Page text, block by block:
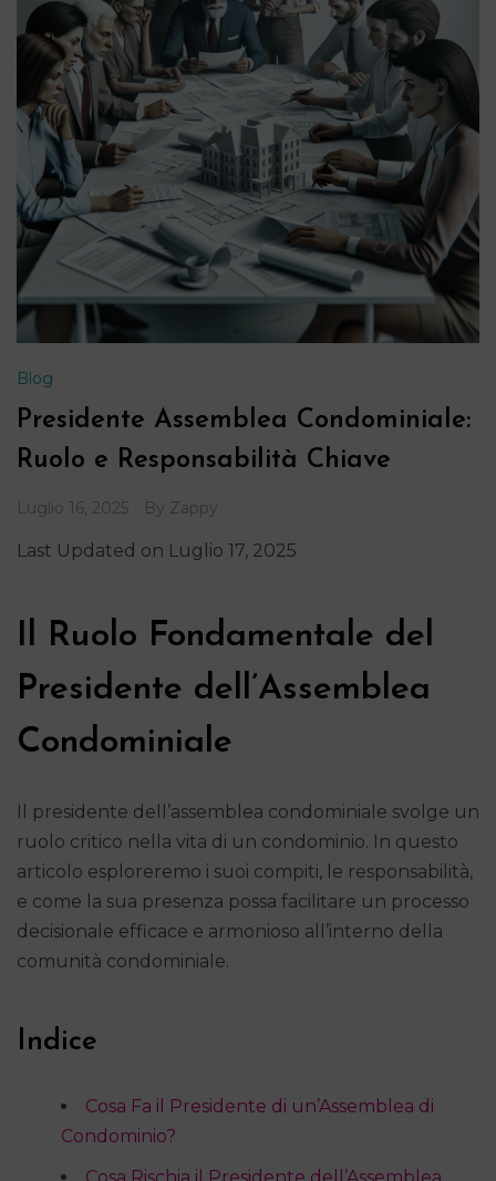
Blog
Presidente Assemblea Condominiale:
Ruolo e Responsabilità Chiave
Luglio 16, 2025 By Zappy
Last Updated on Luglio 17, 2025
Il Ruolo Fondamentale del
Presidente dell’Assemblea
Condominiale
Il presidente dell’assemblea condominiale svolge un
ruolo critico nella vita di un condominio. In questo
articolo esploreremo i suoi compiti, le responsabilità,
e come la sua presenza possa facilitare un processo
decisionale efficace e armonioso all’interno della
comunità condominiale.
Indice
Cosa Fa il Presidente di un’Assemblea di
Condominio?
Cosa Rischia il Presidente dell’Assemblea